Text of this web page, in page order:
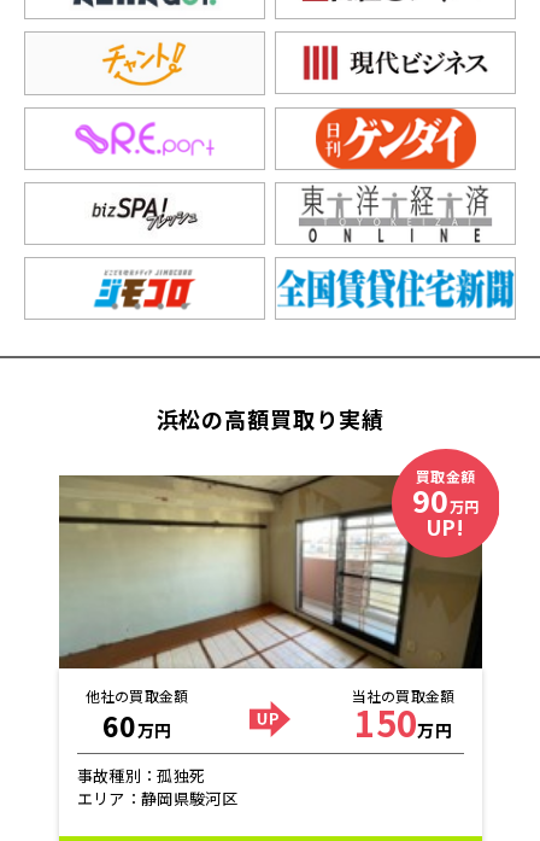
浜松の高額買取り実績
買取金額
90万円
UP!
他社の買取金額
60万円
当社の買取金額
150万円
事故種別：孤独死
エリア：静岡県駿河区